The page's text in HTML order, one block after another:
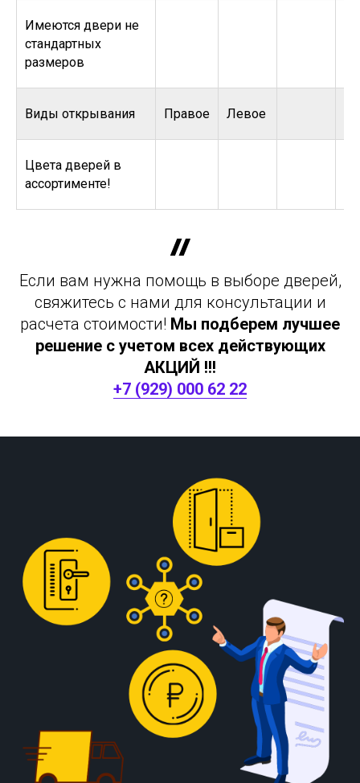
Имеются двери не
стандартных
размеров
Виды открывания Правое Левое
Цвета дверей в
ассортименте!
Если вам нужна помощь в выборе дверей,
свяжитесь с нами для консультации и
расчета стоимости! Мы подберем лучшее
решение с учетом всех действующих
АКЦИЙ !!!
+7 (929) 000 62 22